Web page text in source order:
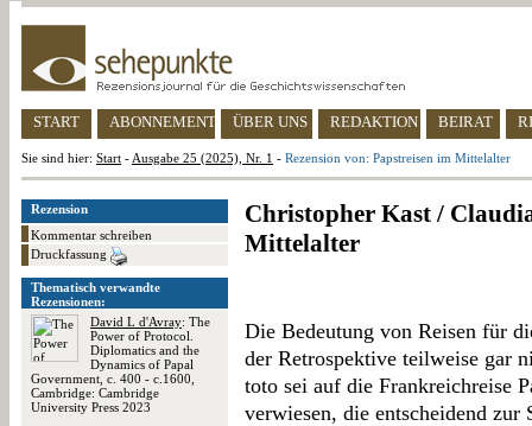
START ABONNEMENT ÜBER UNS REDAKTION BEIRAT
Sie sind hier: Start - Ausgabe 25 (2025), Nr. 1 - Rezension von: Papstreisen im Mittelalter
Rezension
Kommentar schreiben
Druckfassung
Thematisch verwandte
Rezensionen:
David L d'Avray: The
Power of Protocol.
Diplomatics and the
Dynamics of Papal
Government, c. 400 - c.1600,
Cambridge: Cambridge
University Press 2023
Christopher Kast /
Mittelalter
Die Bedeutung von Reisen für
der Retrospektive teilweise gar
toto sei auf die Frankreichreise
verwiesen, die entscheidend